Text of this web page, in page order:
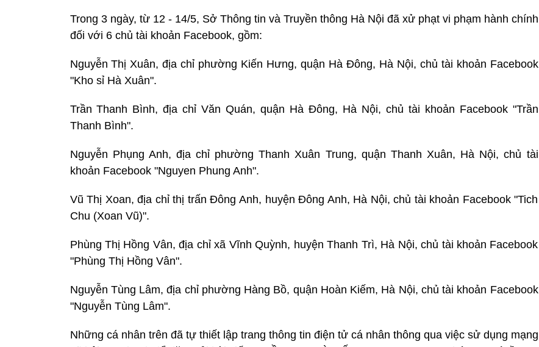
Trong 3 ngày, từ 12 - 14/5, Sở Thông tin và Truyền thông Hà Nội đã xử phạt vi phạm hành chính
đối với 6 chủ tài khoản Facebook, gồm:
Nguyễn Thị Xuân, địa chỉ phường Kiến Hưng, quận Hà Đông, Hà Nội, chủ tài khoản Facebook
"Kho sỉ Hà Xuân".
Trần Thanh Bình, địa chỉ Văn Quán, quận Hà Đông, Hà Nội, chủ tài khoản Facebook "Trần
Thanh Bình".
Nguyễn Phụng Anh, địa chỉ phường Thanh Xuân Trung, quận Thanh Xuân, Hà Nội, chủ tài
khoản Facebook "Nguyen Phung Anh".
Vũ Thị Xoan, địa chỉ thị trấn Đông Anh, huyện Đông Anh, Hà Nội, chủ tài khoản Facebook "Tich
Chu (Xoan Vũ)".
Phùng Thị Hồng Vân, địa chỉ xã Vĩnh Quỳnh, huyện Thanh Trì, Hà Nội, chủ tài khoản Facebook
"Phùng Thị Hồng Vân".
Nguyễn Tùng Lâm, địa chỉ phường Hàng Bồ, quận Hoàn Kiếm, Hà Nội, chủ tài khoản Facebook
"Nguyễn Tùng Lâm".
Những cá nhân trên đã tự thiết lập trang thông tin điện tử cá nhân thông qua việc sử dụng mạng